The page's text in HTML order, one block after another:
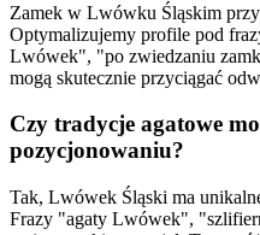
Zamek w Lwówku Śląskim
Optymalizujemy profile pod
Lwówek", "po zwiedzaniu
mogą skutecznie przyciągać
Czy tradycje agatowe
pozycjonowaniu?
Tak, Lwówek Śląski ma
Frazy "agaty Lwówek",